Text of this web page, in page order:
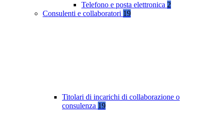
Telefono e posta elettronica 2
Consulenti e collaboratori 19
Titolari di incarichi di collaborazione o
consulenza 19